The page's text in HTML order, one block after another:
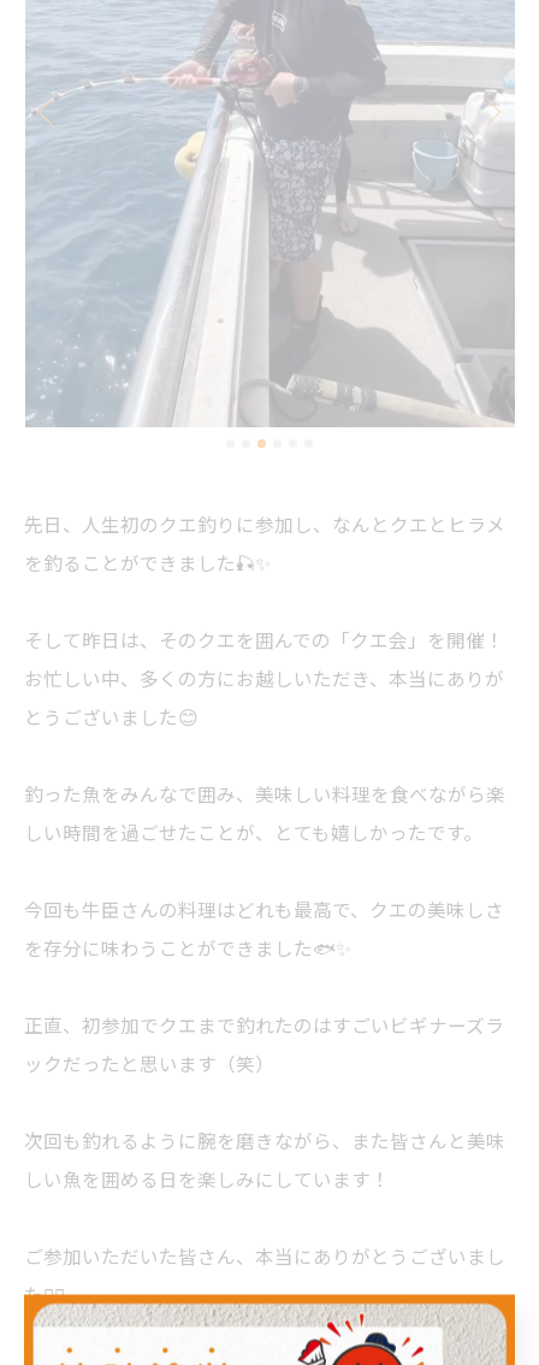
先日、人生初のクエ釣りに参加し、なんとクエとヒラメ
を釣ることができました🎣✨
そして昨日は、そのクエを囲んでの「クエ会」を開催！
お忙しい中、多くの方にお越しいただき、本当にありが
とうございました😊
釣った魚をみんなで囲み、美味しい料理を食べながら楽
しい時間を過ごせたことが、とても嬉しかったです。
今回も牛臣さんの料理はどれも最高で、クエの美味しさ
を存分に味わうことができました🐟✨
正直、初参加でクエまで釣れたのはすごいビギナーズラ
ックだったと思います（笑）
次回も釣れるように腕を磨きながら、また皆さんと美味
しい魚を囲める日を楽しみにしています！
ご参加いただいた皆さん、本当にありがとうございまし
た🙇‍♂️